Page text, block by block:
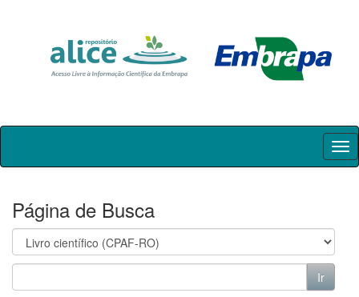
Skip
Página de Busca